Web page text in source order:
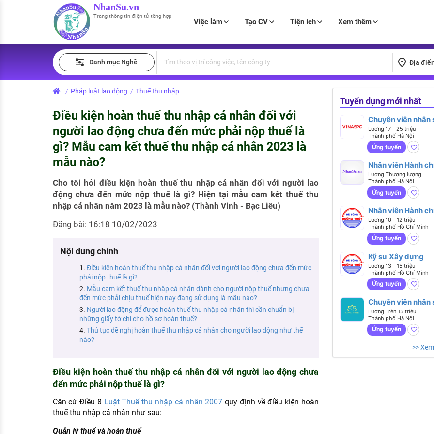
NhanSu.vn
Trang thông tin điện tử tổng hợp
Việc làm Tạo CV Tiện ích Xem thêm
Tìm việc làm
Việc làm tốt nhất
Nhà tuyển dụng hàng đầu
Quản lý CV
MẪU CV THEO STYLE
Mẫu CV đơn giản
Tính lương Gross - Net
PHÁP LUẬT VIỆT NAM
Văn bản pháp luật
Chính sách mới
Lao động và tiền lương
Bảo hiểm và phúc lợi
Thuế thu nhập
Hồ sơ biểu mẫu
Chính sách lao động
KHÁM PHÁ NGHỀ NGHIỆP
HƯỚNG NGHIỆP VIỆC LÀM
Đặc trưng từng nghề
Xu hướng việc làm
XÂY DỰNG VÀ PHÁT TRIỂN ĐỘI NGŨ
Danh mục Nghề Địa
/ Pháp luật lao động / Thuế thu nhập
Điều kiện hoàn thuế thu nhập cá nhân đối với
người lao động chưa đến mức phải nộp thuế là
gì? Mẫu cam kết thuế thu nhập cá nhân 2023 là
mẫu nào?
Cho tôi hỏi điều kiện hoàn thuế thu nhập cá nhân đối với người lao
động chưa đến mức nộp thuế là gì? Hiện tại mẫu cam kết thuế thu
nhập cá nhân năm 2023 là mẫu nào? (Thành Vinh - Bạc Liêu)
Đăng bài: 16:18 10/02/2023
Nội dung chính
Điều kiện hoàn thuế thu nhập cá nhân đối với người lao động chưa đến mức
phải nộp thuế là gì?
Mẫu cam kết thuế thu nhập cá nhân dành cho người nộp thuế nhưng chưa
đến mức phải chịu thuế hiện nay đang sử dụng là mẫu nào?
Người lao động để được hoàn thuế thu nhập cá nhân thì cần chuẩn bị
những giấy tờ chi cho hồ sơ hoàn thuế?
Thủ tục đề nghị hoàn thuế thu nhập cá nhân cho người lao động như thế
nào?
Điều kiện hoàn thuế thu nhập cá nhân đối với người lao động chưa
đến mức phải nộp thuế là gì?
Căn cứ Điều 8 Luật Thuế thu nhập cá nhân 2007quy định về điều kiện hoàn
thuế thu nhập cá nhân như sau:
Quản lý thuế và hoàn thuế
Tuyển dụng mới nhất
Chuyên viên nhân
tổng hợp (Lương từ
25 triệu)
Lương 17 - 25 triệu
Thành phố Hà Nội
Ứng tuyển
Nhân viên Hành
văn phòng
Lương Thương lượng
Thành phố Hà Nội
Ứng tuyển
Nhân viên Hành
Nhân sự
Lương 10 - 12 triệu
Thành phố Hồ Chí Minh
Ứng tuyển
Kỹ sư Xây dựng
Lương 13 - 15 triệu
Thành phố Hồ Chí Minh
Ứng tuyển
Chuyên viên nhân
tổng hợp (Tiếng
Anh giao tiếp)
Lương Trên 15 triệu
Thành phố Hà Nội
Ứng tuyển
>>